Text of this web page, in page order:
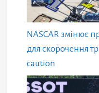
NASCAR змінює
для скорочення
caution